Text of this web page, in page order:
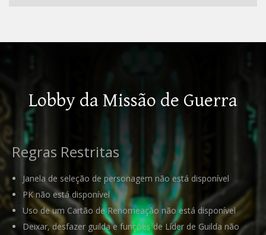
Lobby da Missão de Guerra
Regras Restritas
Janela de seleção de personagem não está disponível
PK não está disponível
Uso de um Cartão de Renomeação não está disponível
Deixar, desfazer guilda e funções de Líder de Guilda não